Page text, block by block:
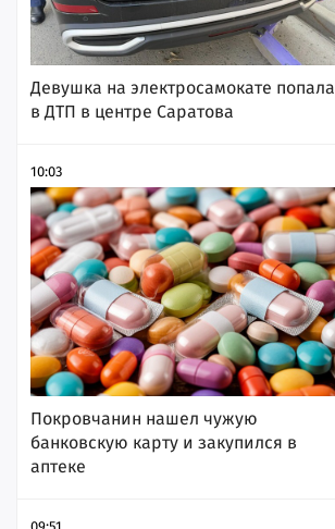
Девушка на электросамокате попала
в ДТП в центре Саратова
10:03
Покровчанин нашел чужую
банковскую карту и закупился в
аптеке